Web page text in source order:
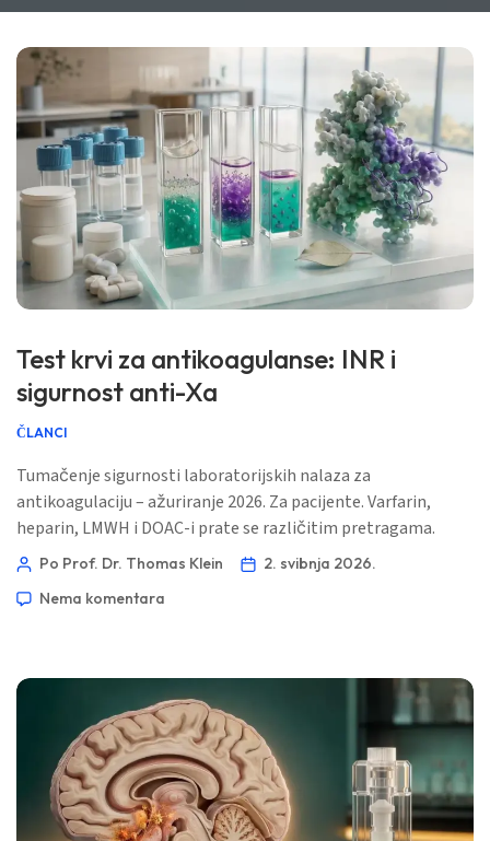
Test krvi za antikoagulanse: INR i
sigurnost anti-Xa
ČLANCI
Tumačenje sigurnosti laboratorijskih nalaza za
antikoagulaciju – ažuriranje 2026. Za pacijente. Varfarin,
heparin, LMWH i DOAC-i prate se različitim pretragama.
Najsigurnije tumačenje ovisi o vremenu primjene, bubrežnoj
minuta 📅 2. svibnja 2026. 📝 Objavljeno: 2. svibnja 2026. 🩺
Po Prof. Dr. Thomas Klein
2. svibnja 2026.
Nema komentara